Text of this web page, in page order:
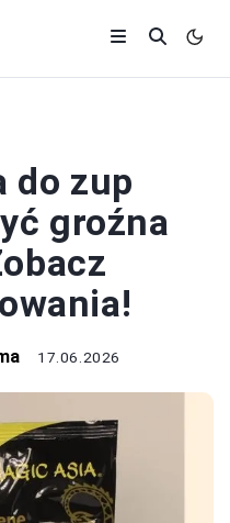
do zup
groźna
17.06.2026